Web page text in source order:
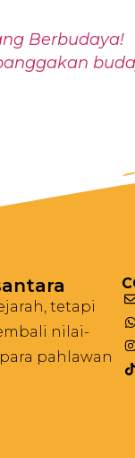
Berbudaya!
tetapi
nilai-
pahlawan